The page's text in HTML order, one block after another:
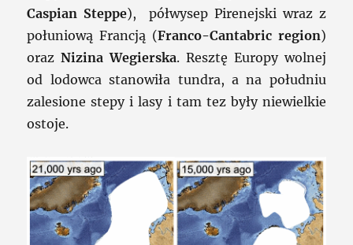
Caspian Steppe), półwysep Pirenejski wraz z
połuniową Francją (Franco-Cantabric region)
orazNizina Wegierska. Resztę Europy wolnej
od lodowca stanowiła tundra, a na południu
zalesione stepy i lasy i tam tez były niewielkie
ostoje.